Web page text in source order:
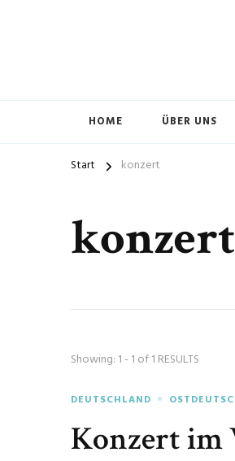
HOME ÜBER UNS
Start konzert
konzert
Showing: 1 - 1 of 1 RESULTS
DEUTSCHLAND
Konzert im